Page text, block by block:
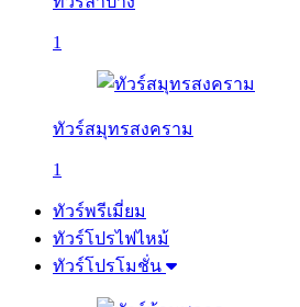
1
ทัวร์สมุทรสงคราม
1
ทัวร์พรีเมี่ยม
ทัวร์โปรไฟไหม้
ทัวร์โปรโมชั่น